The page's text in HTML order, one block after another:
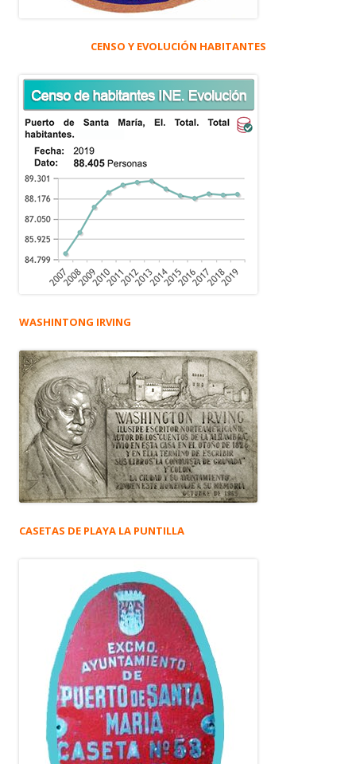
CENSO Y EVOLUCIÓN HABITANTES
WASHINTONG IRVING
CASETAS DE PLAYA LA PUNTILLA